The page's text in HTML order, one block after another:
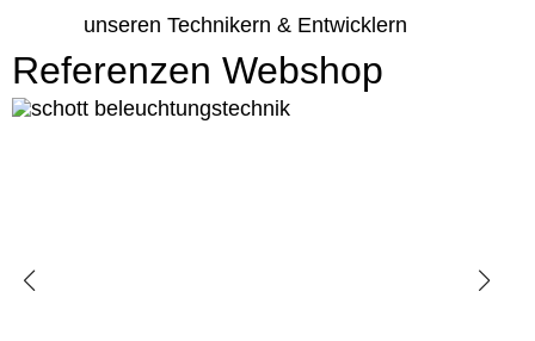
unseren Technikern & Entwicklern
Referenzen Webshop